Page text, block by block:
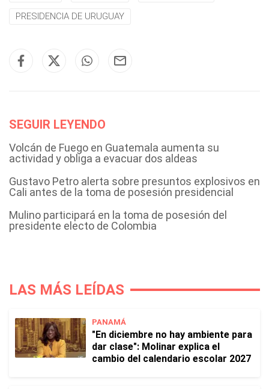
PRESIDENCIA DE URUGUAY
SEGUIR LEYENDO
Volcán de Fuego en Guatemala aumenta su
actividad y obliga a evacuar dos aldeas
Gustavo Petro alerta sobre presuntos explosivos en
Cali antes de la toma de posesión presidencial
Mulino participará en la toma de posesión del
presidente electo de Colombia
LAS MÁS LEÍDAS
PANAMÁ
"En diciembre no hay ambiente para
dar clase": Molinar explica el
cambio del calendario escolar 2027